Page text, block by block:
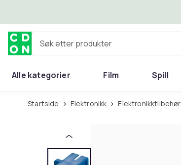
Søk etter produkter
Alle kategorier Film Spill
Startside Elektronikk Elektronikktilbehør